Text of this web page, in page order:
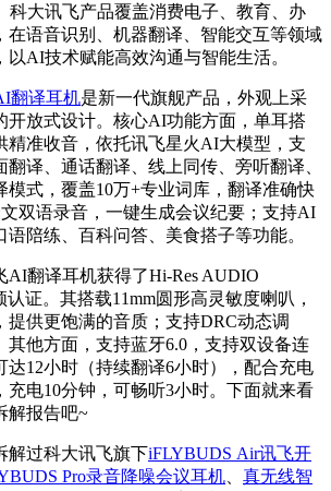
科大讯飞产品覆盖消费电子、教育、办
在语音识别、机器翻译、智能交互等领域
AI技术赋能高效沟通与智能生活。
翻译耳机是新一代旗舰产品，外观上采
开放式设计。核心AI功能方面，单耳搭
精准收音，依托讯飞星火AI大模型，支
译、通话翻译、线上同传、旁听翻译、
模式，覆盖10万+专业词库，翻译准确快
双语录音，一键生成会议纪要；支持AI
语陪练、百科问答、美食搭子等功能。
AI翻译耳机获得了Hi-Res AUDIO
证。其搭载11mm圆形高灵敏度喇叭，
提供更饱满的音质；支持DRC动态调
其他方面，支持蓝牙6.0，支持双设备连
达12小时（持续翻译6小时），配合充电
充电10分钟，可畅听3小时。下面就来看
解报告吧~
解过科大讯飞旗下iFLYBUDS Air讯飞开
Pro录音降噪会议耳机
真无线智